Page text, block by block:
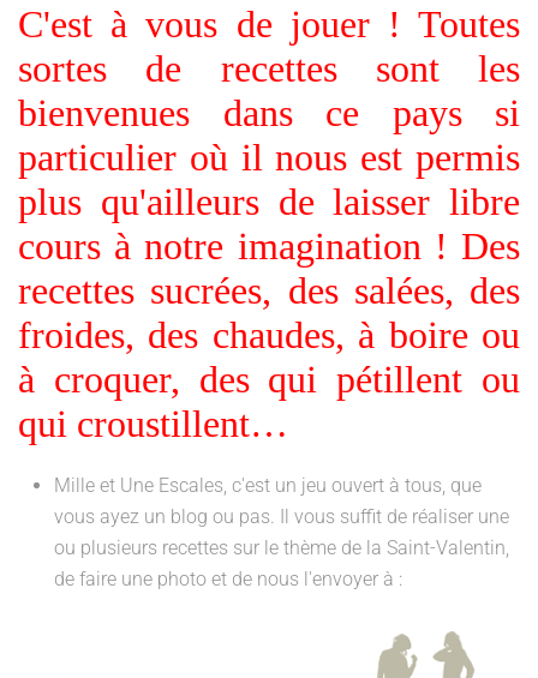
C'est à vous de jouer ! Toutes
sortes de recettes sont les
bienvenues dans ce pays si
particulier où il nous est permis
plus qu'ailleurs de laisser libre
cours à notre imagination ! Des
recettes sucrées, des salées, des
froides, des chaudes, à boire ou
à croquer, des qui pétillent ou
qui croustillent…
Mille et Une Escales, c'est un jeu ouvert à tous, que
vous ayez un blog ou pas. Il vous suffit de réaliser une
ou plusieurs recettes sur le thème de la Saint-Valentin,
de faire une photo et de nous l'envoyer à :